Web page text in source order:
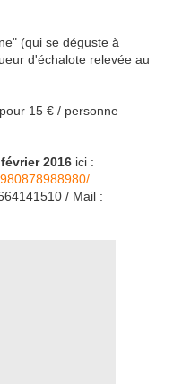
(qui se déguste à
d'échalote relevée au
15 € / personne
2016 ici :
/ Mail :